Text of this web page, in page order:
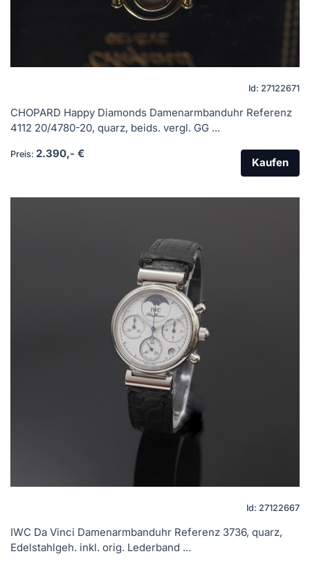
Id: 27122671
CHOPARD Happy Diamonds Damenarmbanduhr Referenz
4112 20/4780-20, quarz, beids. vergl. GG ...
Preis: 2.390,- €
Kaufen
Id: 27122667
IWC Da Vinci Damenarmbanduhr Referenz 3736, quarz,
Edelstahlgeh. inkl. orig. Lederband ...